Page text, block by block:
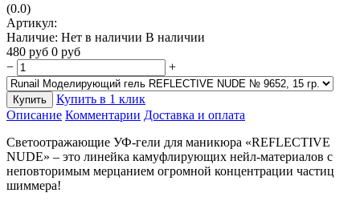
(0.0)
Артикул:
Наличие: Нет в наличии В наличии
480 руб 0 руб
−
+
Купить
Купить в 1 клик
Описание Комментарии Доставка и оплата
Светоотражающие УФ-гели для маникюра «REFLECTIVE
NUDE» – это линейка камуфлирующих нейл-материалов с
неповторимым мерцанием огромной концентрации частиц
шиммера!